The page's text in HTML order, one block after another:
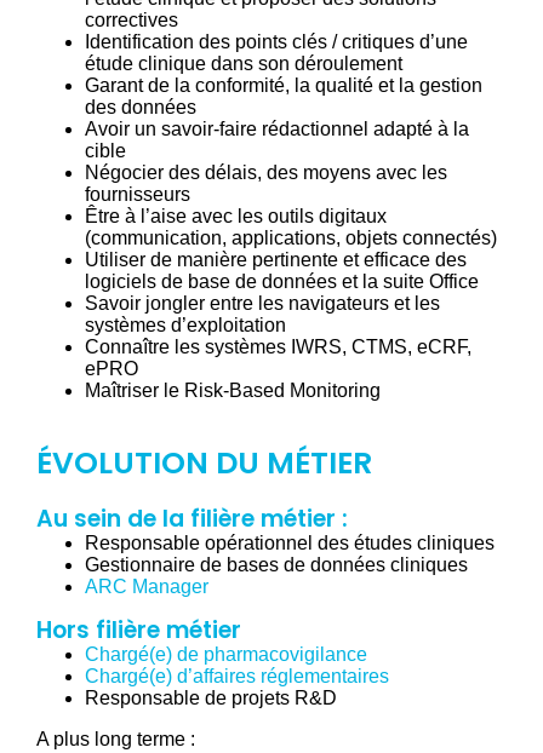
correctives
Identification des points clés / critiques d’une
étude clinique dans son déroulement
Garant de la conformité, la qualité et la gestion
des données
Avoir un savoir-faire rédactionnel adapté à la
cible
Négocier des délais, des moyens avec les
fournisseurs
Être à l’aise avec les outils digitaux
(communication, applications, objets connectés)
Utiliser de manière pertinente et efficace des
logiciels de base de données et la suite Office
Savoir jongler entre les navigateurs et les
systèmes d’exploitation
Connaître les systèmes IWRS, CTMS, eCRF,
ePRO
Maîtriser le Risk-Based Monitoring
ÉVOLUTION DU MÉTIER
Au sein de la filière métier :
Responsable opérationnel des études cliniques
Gestionnaire de bases de données cliniques
ARC Manager
Hors filière métier
Chargé(e) de pharmacovigilance
Chargé(e) d’affaires réglementaires
Responsable de projets R&D
A plus long terme :